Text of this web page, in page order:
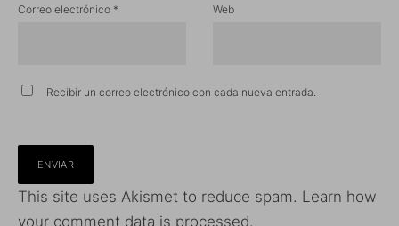
Correo electrónico * Web
Recibir un correo electrónico con cada nueva entrada.
This site uses Akismet to reduce spam. Learn how
your comment data is processed.